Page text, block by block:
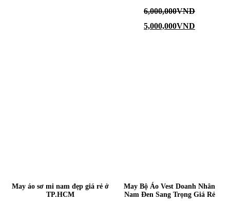
6,000,000VND
5,000,000VND
May áo sơ mi nam đẹp giá rẻ ở
TP.HCM
May Bộ Áo Vest Doanh Nhân
Nam Đen Sang Trọng Giá Rẻ